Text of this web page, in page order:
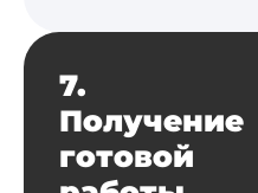
7.
Получение
готовой